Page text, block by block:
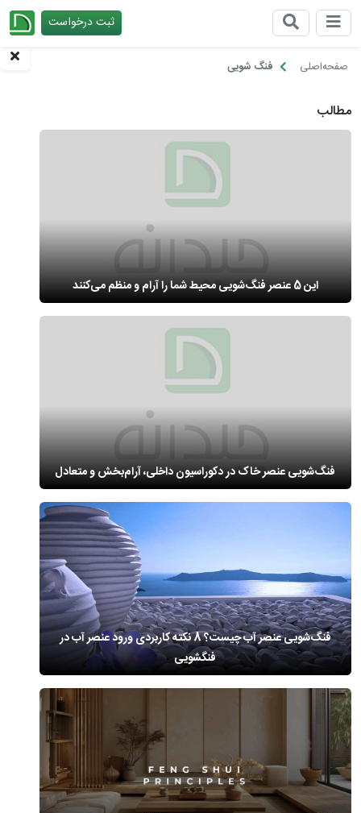
ثبت درخواست
صفحه‌اصلی فنگ شویی
مطالب
این 5 عنصر فنگ‌شویی محیط شما را آرام و منظم می‌کنند
فنگ‌شویی عنصر خاک در دکوراسیون داخلی، آرام‌بخش و متعادل
فنگ‌شویی عنصر آب چیست؟ 8 نکته کاربردی ورود عنصر آب در
فنگشویی